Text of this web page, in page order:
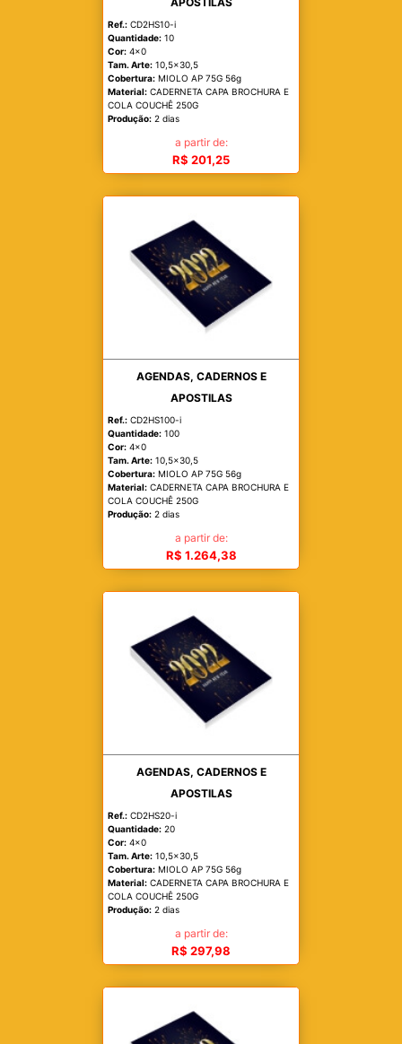
Ref.: CD2HS10-i
Quantidade: 10
Cor: 4x0
Tam. Arte: 10,5x30,5
Cobertura: MIOLO AP 75G 56g
Material: CADERNETA CAPA BROCHURA E
COLA COUCHÊ 250G
Produção: 2 dias
a partir de:
R$ 201,25
AGENDAS, CADERNOS E
APOSTILAS
Ref.: CD2HS100-i
Quantidade: 100
Cor: 4x0
Tam. Arte: 10,5x30,5
Cobertura: MIOLO AP 75G 56g
Material: CADERNETA CAPA BROCHURA E
COLA COUCHÊ 250G
Produção: 2 dias
a partir de:
R$ 1.264,38
AGENDAS, CADERNOS E
APOSTILAS
Ref.: CD2HS20-i
Quantidade: 20
Cor: 4x0
Tam. Arte: 10,5x30,5
Cobertura: MIOLO AP 75G 56g
Material: CADERNETA CAPA BROCHURA E
COLA COUCHÊ 250G
Produção: 2 dias
a partir de:
R$ 297,98